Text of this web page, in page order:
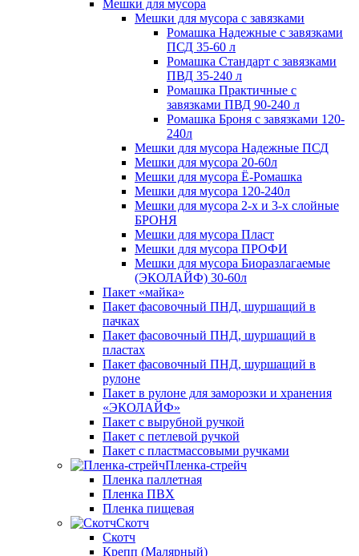
Мешки для мусора
Мешки для мусора с завязками
Ромашка Надежные с завязками
ПСД 35-60 л
Ромашка Стандарт с завязками
ПВД 35-240 л
Ромашка Практичные с
завязками ПВД 90-240 л
Ромашка Броня с завязками 120-
240л
Мешки для мусора Надежные ПСД
Мешки для мусора 20-60л
Мешки для мусора Ё-Ромашка
Мешки для мусора 120-240л
Мешки для мусора 2-х и 3-х слойные
БРОНЯ
Мешки для мусора Пласт
Мешки для мусора ПРОФИ
Мешки для мусора Биоразлагаемые
(ЭКОЛАЙФ) 30-60л
Пакет «майка»
Пакет фасовочный ПНД, шуршащий в
пачках
Пакет фасовочный ПНД, шуршащий в
пластах
Пакет фасовочный ПНД, шуршащий в
рулоне
Пакет в рулоне для заморозки и хранения
«ЭКОЛАЙФ»
Пакет с вырубной ручкой
Пакет с петлевой ручкой
Пакет с пластмассовыми ручками
Пленка-стрейч
Пленка паллетная
Пленка ПВХ
Пленка пищевая
Скотч
Скотч
Крепп (Малярный)